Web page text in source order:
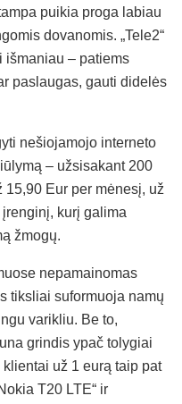
puikia proga labiau
dovanomis. „Tele2“
išmaniau – patiems
paslaugas, gauti didelės
nešiojamojo interneto
– užsisakant 200
Eur per mėnesį, už
kurį galima
žmogų.
nepamainomas
tiksliai suformuoja namų
varikliu. Be to,
grindis ypač tolygiai
klientai už 1 eurą taip pat
T20 LTE“ ir